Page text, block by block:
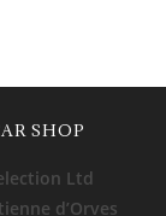
SHOP
Ltd
d’Orves